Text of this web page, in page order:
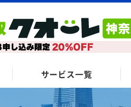
サービス一覧